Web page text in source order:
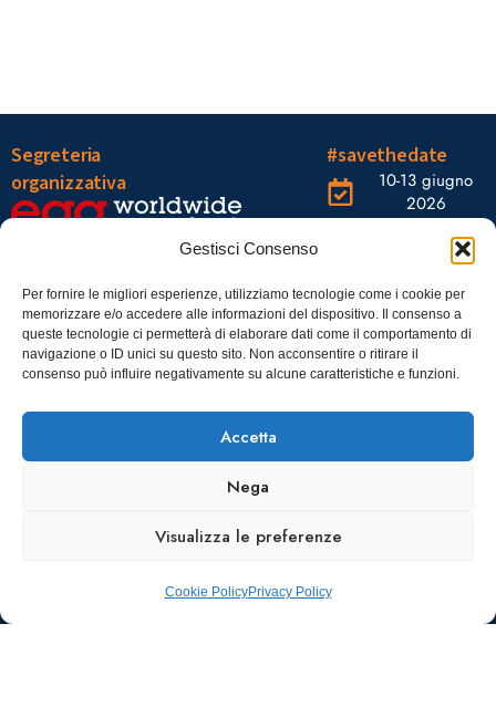
Gestisci Consenso
Per fornire le migliori esperienze, utilizziamo tecnologie come i cookie per
memorizzare e/o accedere alle informazioni del dispositivo. Il consenso a
queste tecnologie ci permetterà di elaborare dati come il comportamento di
navigazione o ID unici su questo sito. Non acconsentire o ritirare il
consenso può influire negativamente su alcune caratteristiche e funzioni.
Accetta
Nega
Visualizza le preferenze
Cookie PolicyPrivacy Policy
Segreteria
organizzativa
Tel.: 06328121
infoaiic2026@ega.it
#savethedate
10-13 giugno
2026
22 10128
Torino
SCARICA